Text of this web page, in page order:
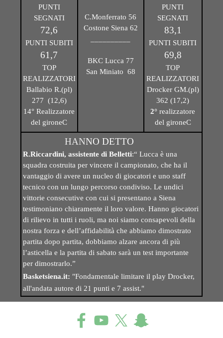
PUNTI
SEGNATI
72,6
PUNTI SUBITI
61,7
TOP
REALIZZATORI
Ballabio R.(pl)
277 (12,6)
14° Realizzatore
del gironeC
C.Monferrato 56
Costone Siena 62
BKC Lucca 77
San Miniato 68
PUNTI
SEGNATI
83,1
PUNTI SUBITI
69,8
TOP
REALIZZATORI
Drocker GM.(pl)
362 (17,2)
2° realizzatore
del gironeC
HANNO DETTO
R.Riccardini, assistente di Belletti:“ Lucca è una
squadra costruita per vincere il campionato, che ha il
vantaggio di avere un nucleo di giocatori e uno staff
tecnico con un lungo percorso condiviso. Le undici
vittorie consecutive con cui si presentano a Siena
testimoniano chiaramente il loro valore. Hanno giocatori
di rilievo in tutti i ruoli, ma noi siamo consapevoli della
nostra forza e dell’affidabilità che abbiamo dimostrato
partita dopo partita, dobbiamo alzare ancora di più
l’asticella e la partita di sabato sarà un test importante
per dimostrarlo.”
Basketsiena.it: "Fondamentale limitare il play Drocker,
all'andata autore di 21 punti e 7 assist."